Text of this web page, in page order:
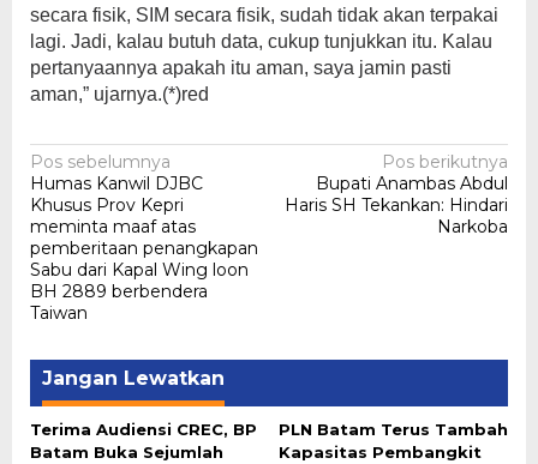
secara fisik, SIM secara fisik, sudah tidak akan terpakai
lagi. Jadi, kalau butuh data, cukup tunjukkan itu. Kalau
pertanyaannya apakah itu aman, saya jamin pasti
aman,” ujarnya.(*)red
Navigasi
pos
Pos sebelumnya
Humas Kanwil DJBC
Khusus Prov Kepri
meminta maaf atas
pemberitaan penangkapan
Sabu dari Kapal Wing loon
BH 2889 berbendera
Taiwan
Pos berikutnya
Bupati Anambas Abdul
Haris SH Tekankan: Hindari
Narkoba
Jangan Lewatkan
Terima Audiensi CREC, BP
Batam Buka Sejumlah
PLN Batam Terus Tambah
Kapasitas Pembangkit